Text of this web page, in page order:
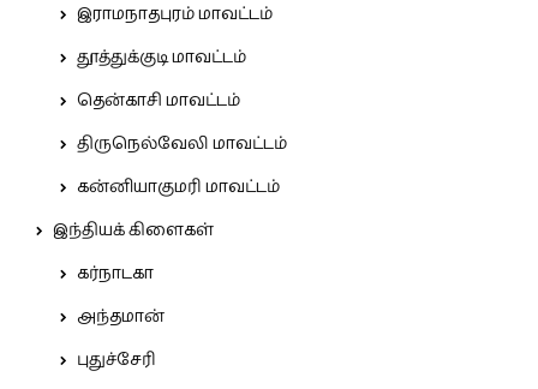
இராமநாதபுரம் மாவட்டம்
தூத்துக்குடி மாவட்டம்
தென்காசி மாவட்டம்
திருநெல்வேலி மாவட்டம்
கன்னியாகுமரி மாவட்டம்
இந்தியக் கிளைகள்
கர்நாடகா
அந்தமான்
புதுச்சேரி